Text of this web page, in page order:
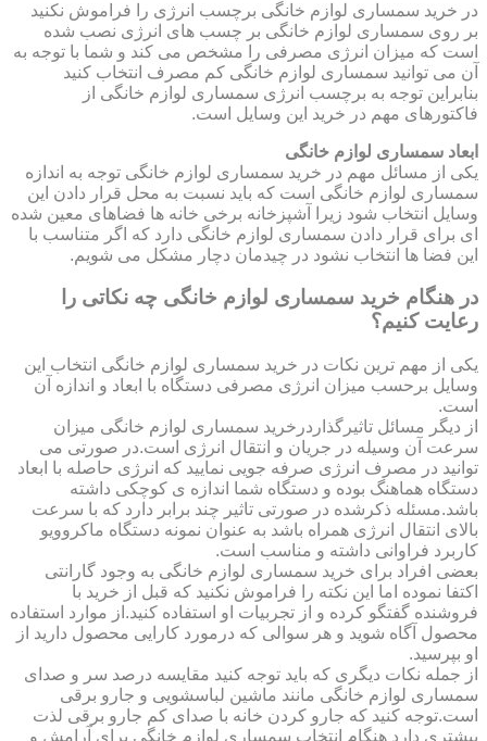
در خرید سمساری لوازم خانگی برچسب انرژی را فراموش نکنید
بر روی سمساری لوازم خانگی بر چسب های انرژی نصب شده
است که میزان انرژی مصرفی را مشخص می کند و شما با توجه به
آن می توانید سمساری لوازم خانگی کم مصرف انتخاب کنید
بنابراین توجه به برچسب انرژی سمساری لوازم خانگی از
فاکتورهای مهم در خرید این وسایل است.
ابعاد سمساری لوازم خانگی
یکی از مسائل مهم در خرید سمساری لوازم خانگی توجه به اندازه
سمساری لوازم خانگی است که باید نسبت به محل قرار دادن این
وسایل انتخاب شود زیرا آشپزخانه برخی خانه ها فضاهای معین شده
ای برای قرار دادن سمساری لوازم خانگی دارد که اگر متناسب با
این فضا ها انتخاب نشود در چیدمان دچار مشکل می شویم.
در هنگام خرید سمساری لوازم خانگی چه نکاتی را
رعایت کنیم؟
یکی از مهم ترین نکات در خرید سمساری لوازم خانگی انتخاب این
وسایل برحسب میزان انرژی مصرفی دستگاه با ابعاد و اندازه آن
است.
از دیگر مسائل تاثیرگذاردرخرید سمساری لوازم خانگی میزان
سرعت آن وسیله در جریان و انتقال انرژی است.در صورتی می
توانید در مصرف انرژی صرفه جویی نمایید که انرژی حاصله با ابعاد
دستگاه هماهنگ بوده و دستگاه شما اندازه ی کوچکی داشته
باشد.مسئله ذکرشده در صورتی تاثیر چند برابر دارد که با سرعت
بالای انتقال انرژی همراه باشد به عنوان نمونه دستگاه ماکروویو
کاربرد فراوانی داشته و مناسب است.
بعضی افراد برای خرید سمساری لوازم خانگی به وجود گارانتی
اکتفا نموده اما این نکته را فراموش نکنید که قبل از خرید با
فروشنده گفتگو کرده و از تجربیات او استفاده کنید.از موارد استفاده
محصول آگاه شوید و هر سوالی که درمورد کارایی محصول دارید از
او بپرسید.
از جمله نکات دیگری که باید توجه کنید مقایسه درصد سر و صدای
سمساری لوازم خانگی مانند ماشین لباسشویی و جارو برقی
است.توجه کنید که جارو کردن خانه با صدای کم جارو برقی لذت
بیشتری دارد هنگام انتخاب سمساری لوازم خانگی برای آرامش و